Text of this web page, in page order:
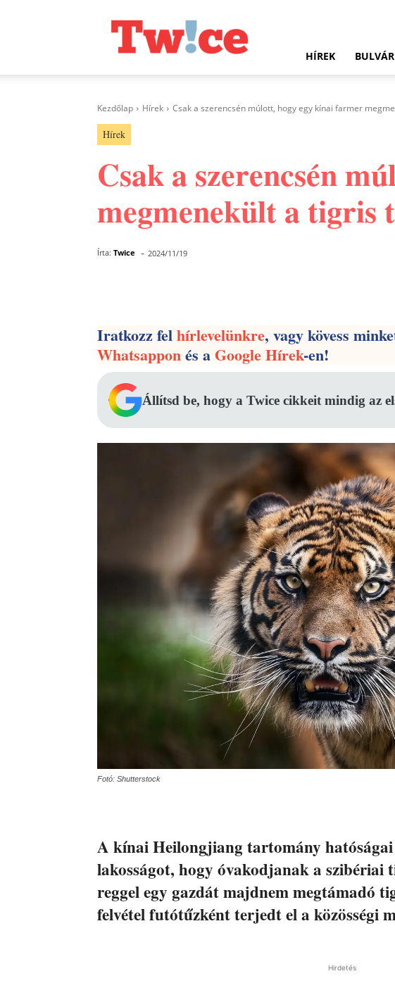
HÍREK BULVÁR
Kezdőlap Hírek Csak a szerencsén múlott, hogy egy kínai farmer
Hírek
Csak a szerencsén
megmenekült a tigris
Írta: Twice - 2024/11/19
Iratkozz felhírlevelünkre, vagy kövess
Whatsapponés aGoogle Hírek-en!
Állítsd be, hogy a Twice cikkeit mindig az
Fotó: Shutterstock
A kínai Heilongjiang tartomány
lakosságot, hogy óvakodjanak a
reggel egy gazdát majdnem megtámadó
felvétel futótűzként terjedt el a közösségi
Hirdetés